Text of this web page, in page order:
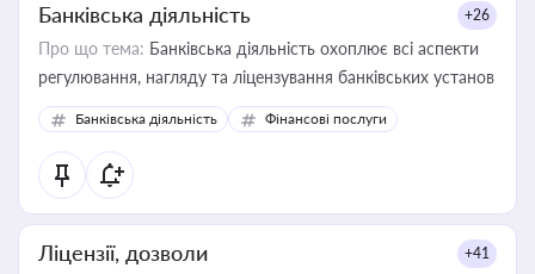
Банківська діяльність +26
Про що тема: Банківська діяльність охоплює всі аспекти
регулювання, нагляду та ліцензування банківських установ
Банківська діяльність Фінансові послуги
Ліцензії, дозволи +41